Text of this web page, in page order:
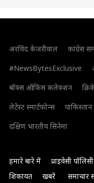
अरविंद केजरीवाल कांग्रेस
#NewsBytesExclusive
बॉक्स ऑफिस कलेक्शन
लेटेस्ट स्मार्टफोन्स
दक्षिण भारतीय सिनेमा
हमारे बारे में प्राइवेसी पॉलिसी
शिकायत
खबरें समाचार